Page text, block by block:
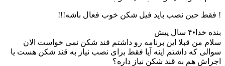
! فقط حین نصب باید فیل شکن خوب فعال باشه!!!
بنده خدا
۴ سال پیش
سلام من قبلا این برنامه رو داشتم قند شکن نمی خواست الان
سوالی که داشتم اینه آیا فقط برای نصب نیاز به قند شکن هست یا
اجراش هم به قند شکن نیاز داره؟